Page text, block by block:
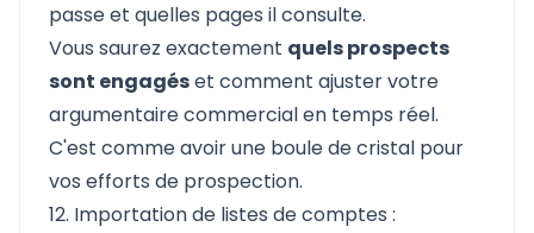
passe et quelles pages il consulte.
Vous saurez exactement quels prospects
sont engagéset comment ajuster votre
argumentaire commercial en temps réel.
C'est comme avoir une boule de cristal pour
vos efforts de prospection.
12. Importation de listes de comptes :